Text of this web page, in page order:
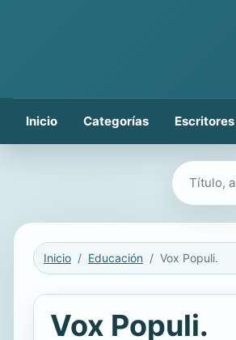
Inicio Categorías Escritores
Buscar
Inicio Educación Vox Populi.
Vox Populi.